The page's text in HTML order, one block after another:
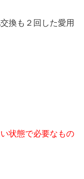
換も２回した愛用
状態で必要なもの